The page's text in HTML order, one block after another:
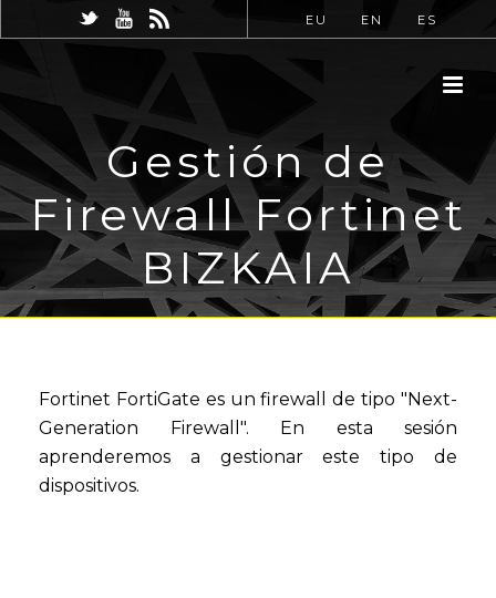
EU EN ES
Gestión de
Firewall Fortinet
BIZKAIA
Fortinet FortiGate es un firewall de tipo "Next-
Generation Firewall". En esta sesión
aprenderemos a gestionar este tipo de
dispositivos.